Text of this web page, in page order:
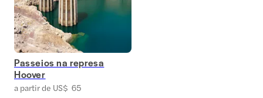
Passeios na represa
Hoover
a partir de US$ 65